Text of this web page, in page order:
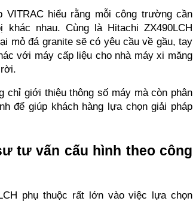
VITRAC hiểu rằng mỗi công trường cần
nhau. Cùng là Hitachi ZX490LCH
mỏ đá granite sẽ có yêu cầu về gầu, tay
với máy cấp liệu cho nhà máy xi măng
chỉ giới thiệu thông số máy mà còn phân
để giúp khách hàng lựa chọn giải pháp
tư vấn cấu hình theo công
phụ thuộc rất lớn vào việc lựa chọn